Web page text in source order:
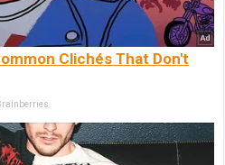
Clichés That Don't